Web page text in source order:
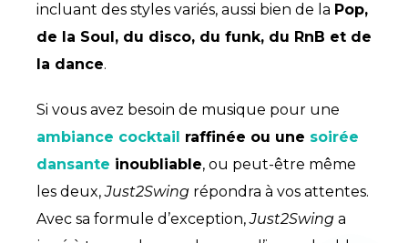
incluant des styles variés, aussi bien de la Pop,
de la Soul, du disco, du funk, du RnB et de
la dance.
Si vous avez besoin de musique pour une
ambiance cocktail raffinée ou une soirée
dansante inoubliable, ou peut-être même
les deux,Just2Swing répondra à vos attentes.
Avec sa formule d’exception,Just2Swing a